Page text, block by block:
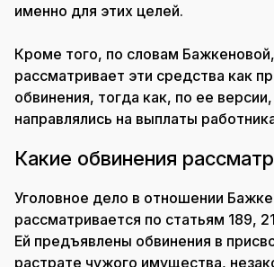
именно для этих целей.
Кроме того, по словам
рассматривает эти средства как
обвинения, тогда как, по ее
направлялись на выплаты
Какие обвинения
Уголовное дело в отношении
рассматривается по статьям 189,
Ей предъявлены обвинения в
растрате чужого имущества,